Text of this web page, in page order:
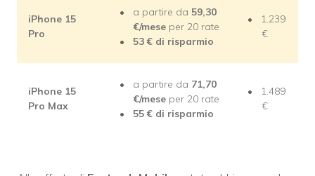
iPhone 15
Pro
a partire da 59,30
€/mese per 20 rate
53 € di risparmio
1.239
€
iPhone 15
Pro Max
a partire da 71,70
€/mese per 20 rate
55 € di risparmio
1.489
€